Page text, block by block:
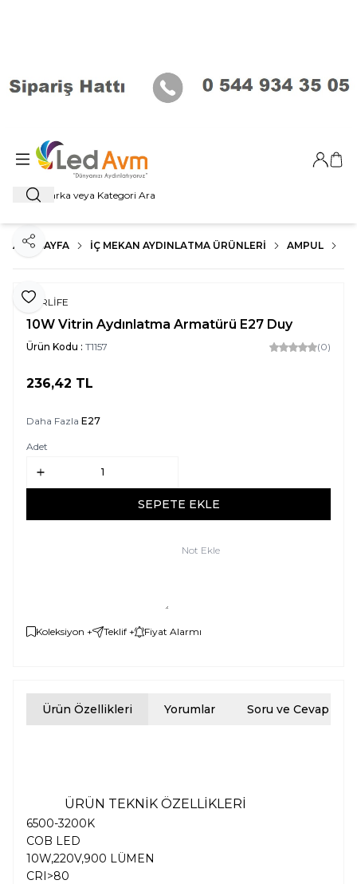
Ara
Giriş
ANA SAYFA İÇ MEKAN AYDINLATMA ÜRÜNLERI AMPUL
Favoriye Ekle
Paylaş
FORLİFE
10W Vitrin Aydınlatma Armatürü E27 Duy
Ürün Kodu : T1157 (0)
236,42 TL
Daha Fazla E27
Adet
SEPETE EKLE
Not Ekle
Koleksiyon + Teklif + Fiyat Alarmı
Ürün Özellikleri Yorumlar Soru ve Cevap
ÜRÜN TEKNİK ÖZELLİKLERİ
6500-3200K
COB LED
10W,220V,900 LÜMEN
CRI>80